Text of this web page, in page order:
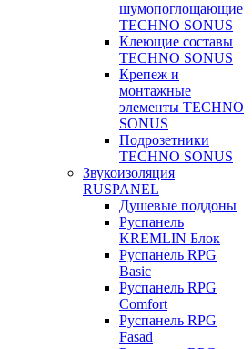
шумопоглощающие
TECHNO SONUS
Клеющие составы
TECHNO SONUS
Крепеж и
монтажные
элементы TECHNO
SONUS
Подрозетники
TECHNO SONUS
Звукоизоляция
RUSPANEL
Душевые поддоны
Руспанель
KREMLIN Блок
Руспанель RPG
Basic
Руспанель RPG
Comfort
Руспанель RPG
Fasad